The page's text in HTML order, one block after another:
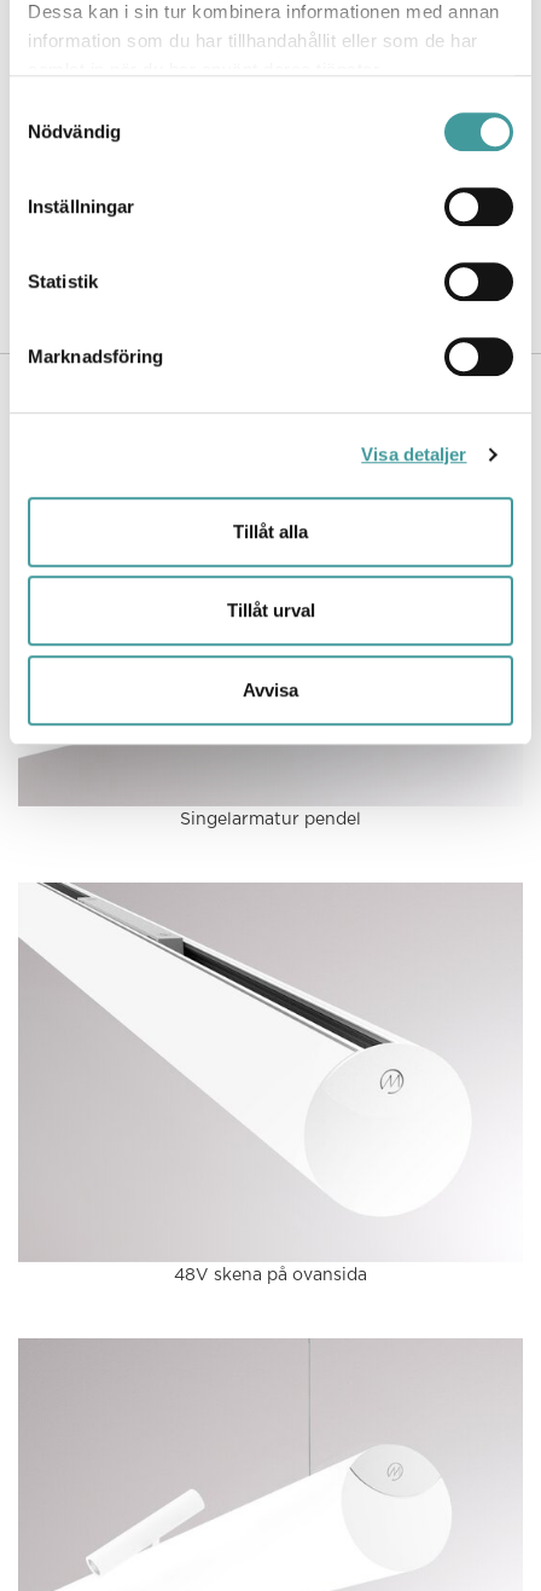
Dessa kan i sin tur kombinera informationen med annan
information som du har tillhandahållit eller som de har
Nödvändig
Inställningar
Statistik
Marknadsföring
Visa detaljer
Tillåt alla
Tillåt urval
Avvisa
Singelarmatur pendel
48V skena på ovansida